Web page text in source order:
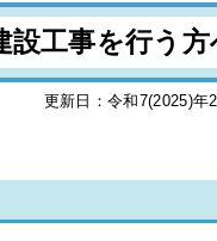
工事を行う方
更新日：令和7(2025)年